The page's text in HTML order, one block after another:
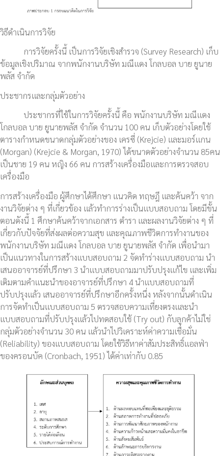
วิธีดำเนินการวิจัย
การวิจัยครั้งนี้ เป็นการวิจัยเชิงสำรวจ (Survey Research) เก็บ
ข้อมูลเชิงปริมาณ จากพนักงานบริษัท มณีแดง โกลบอล บาย ยูนาย
พลัส จำกัด
ประชากรและกลุ่มตัวอย่าง
ประชากรที่ใช้ในการวิจัยครั้งนี้ คือ พนักงานบริษัท มณีแดง
โกลบอล บาย ยูนายพลัส จำกัด จำนวน 100 คน เก็บตัวอย่างโดยใช้
ตารางกำหนดขนาดกลุ่มตัวอย่างของ เครซี่ (Krejcie) และมอร์แกน
(Morgan) (Krejcie & Morgan, 1970) ได้ขนาดตัวอย่างจำนวน 85คน
เป็นชาย 19 คน หญิง 66 คน การสร้างเครื่องมือและการตรวจสอบ
เครื่องมือ
การสร้างเครื่องมือ ผู้ศึกษาได้ศึกษา แนวคิด ทฤษฎี และค้นคว้า จาก
งานวิจัยต่าง ๆ ที่เกี่ยวข้อง แล้วทำการร่างเป็นแบบสอบถาม โดยมีขั้น
ตอนดังนี้ 1 ศึกษาค้นคว้าจากเอกสาร ตำรา และผลงานวิจัยต่าง ๆ ที่
เกี่ยวกับปัจจัยที่ส่งผลต่อความสุข และคุณภาพชีวิตการทำงานของ
พนักงานบริษัท มณีแดง โกลบอล บาย ยูนายพลัส จำกัด เพื่อนำมา
เป็นแนวทางในการสร้างแบบสอบถาม 2 จัดทำร่างแบบสอบถาม นำ
เสนออาจารย์ที่ปรึกษา 3 นำแบบสอบถามมาปรับปรุงแก้ไข และเพิ่ม
เติมตามคำแนะนำของอาจารย์ที่ปรึกษา 4 นำแบบสอบถามที่
ปรับปรุงแล้ว เสนออาจารย์ที่ปรึกษาอีกครั้งหนึ่ง หลังจากนั้นดำเนิน
การจัดทำเป็นแบบสอบถาม 5 ตรวจสอบความเที่ยงตรงและนำ
แบบสอบถามที่ปรับปรุงแล้วไปทดสอบใช้ (Try out) กับลูกค้าไม่ใช่
กลุ่มตัวอย่างจำนวน 30 คน แล้วนำไปวิเคราะห์ค่าความเชื่อมั่น
(Reliability) ของแบบสอบถาม โดยใช้วิธีหาค่าสัมประสิทธิ์แอลฟ่า
ของครอนบัค (Cronbach, 1951) ได้ค่าเท่ากับ 0.85